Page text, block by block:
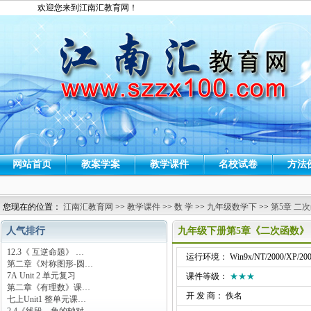
欢迎您来到江南汇教育网！
网站首页 教案学案 教学课件 名校试卷 方法
您现在的位置： 江南汇教育网 >> 教学课件 >> 数 学 >> 九年级数学下 >> 第5章 二
人气排行
12.3《 互逆命题》 …
第二章《对称图形-圆…
7A Unit 2 单元复习
第二章《有理数》课…
七上Unit1 整单元课…
九年级下册第5章《二次函数》
运行环境： Win9x/NT/2000/XP/
课件等级： ★★★
开 发 商： 佚名